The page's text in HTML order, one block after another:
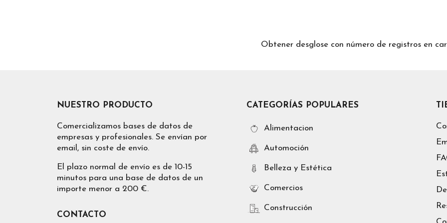
Obtener desglose con número de registros en
NUESTRO PRODUCTO
Comercializamos bases de datos de
empresas y profesionales. Se envían por
email, sin coste de envío.
El plazo normal de envío es de 10-15
minutos para una base de datos de un
importe menor a 200 €.
CONTACTO
CATEGORÍAS POPULARES
Alimentacion
Automoción
Belleza y Estética
Comercios
Construcción